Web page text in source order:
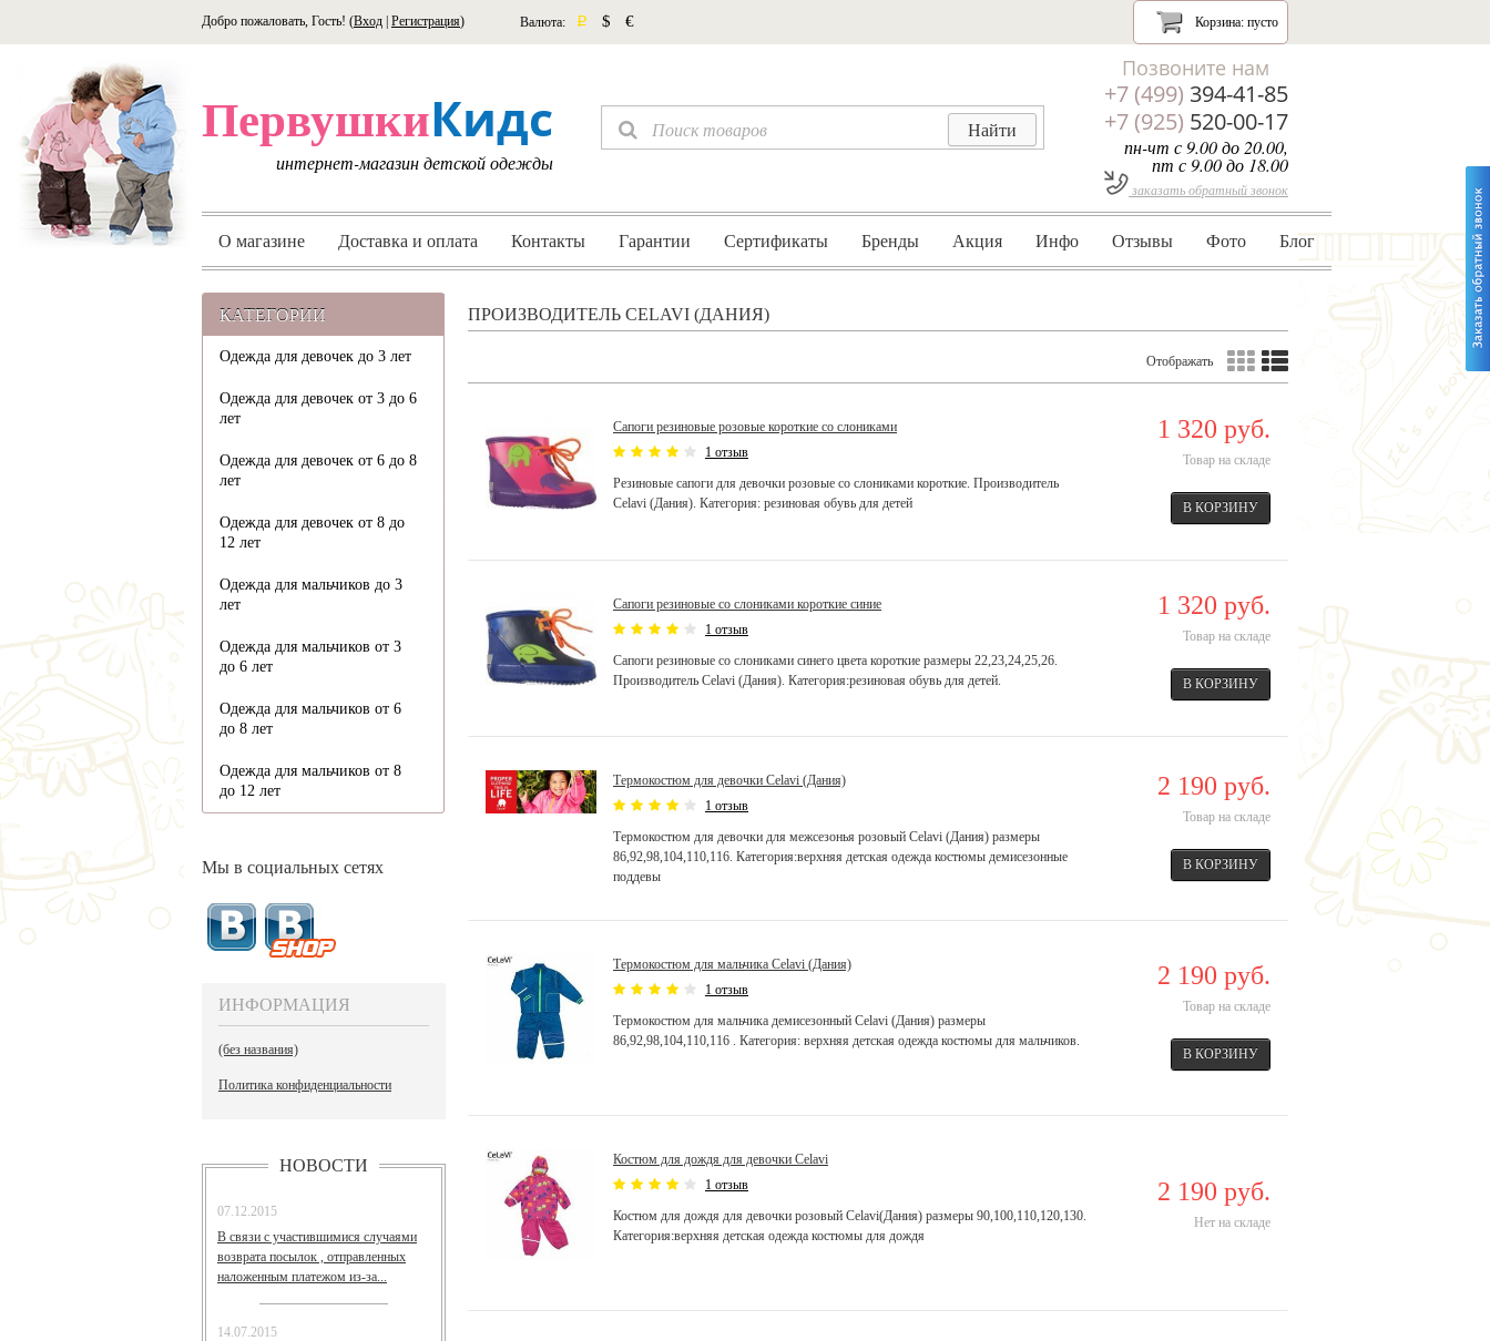
Добро пожаловать, Гость! (Вход Регистрация) Валюта: p $ € Корзина: пусто
ПервушкиКидс
интернет-магазин детской одежды
Позвоните нам
+7 (499) 394-41-85
+7 (925) 520-00-17
пн-чт с 9.00 до 20.00,
пт с 9.00 до 18.00
заказать обратный звонок
О магазине Доставка и оплата Контакты Гарантии Сертификаты Бренды Акция Инфо Отзывы Фото Блог
КАТЕГОРИИ
Одежда для девочек до 3 лет
Одежда для девочек от 3 до 6
лет
Одежда для девочек от 6 до 8
лет
Одежда для девочек от 8 до
12 лет
Одежда для мальчиков до 3
лет
Одежда для мальчиков от 3
до 6 лет
Одежда для мальчиков от 6
до 8 лет
Одежда для мальчиков от 8
до 12 лет
Мы в социальных сетях
ИНФОРМАЦИЯ
(без названия)
Политика конфиденциальности
НОВОСТИ
07.12.2015
В связи с участившимися случаями
возврата посылок , отправленных
наложенным платежом из-за...
14.07.2015
ПРОИЗВОДИТЕЛЬ CELAVI (ДАНИЯ)
Отображать
Сапоги резиновые розовые короткие со слониками
1 отзыв
Резиновые сапоги для девочки розовые со слониками короткие. Производитель
Celavi (Дания). Категория: резиновая обувь для детей
1 320 руб.
Товар на складе
Сапоги резиновые со слониками короткие синие
1 отзыв
Сапоги резиновые со слониками синего цвета короткие размеры 22,23,24,25,26.
Производитель Celavi (Дания). Категория:резиновая обувь для детей.
1 320 руб.
Товар на складе
Термокостюм для девочки Celavi (Дания)
1 отзыв
Термокостюм для девочки для межсезонья розовый Celavi (Дания) размеры
86,92,98,104,110,116. Категория:верхняя детская одежда костюмы демисезонные
поддевы
2 190 руб.
Товар на складе
Термокостюм для мальчика Celavi (Дания)
1 отзыв
Термокостюм для мальчика демисезонный Celavi (Дания) размеры
86,92,98,104,110,116 . Категория: верхняя детская одежда костюмы для мальчиков.
2 190 руб.
Товар на складе
Костюм для дождя для девочки Celavi
1 отзыв
Костюм для дождя для девочки розовый Celavi(Дания) размеры 90,100,110,120,130.
Категория:верхняя детская одежда костюмы для дождя
2 190 руб.
Нет на складе